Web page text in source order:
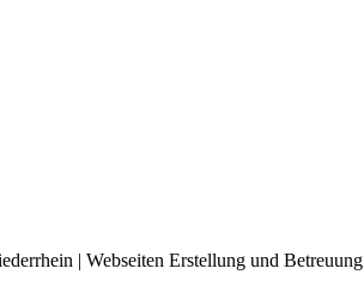
| Webseiten Erstellung und Betreuung